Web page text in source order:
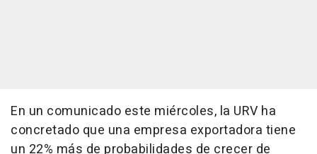
En un comunicado este miércoles, la URV ha
concretado que una empresa exportadora tiene
un 22% más de probabilidades de crecer de